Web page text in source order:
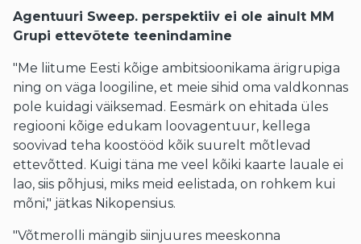
Agentuuri Sweep. perspektiiv ei ole ainult MM
Grupi ettevõtete teenindamine
"Me liitume Eesti kõige ambitsioonikama ärigrupiga
ning on väga loogiline, et meie sihid oma valdkonnas
pole kuidagi väiksemad. Eesmärk on ehitada üles
regiooni kõige edukam loovagentuur, kellega
soovivad teha koostööd kõik suurelt mõtlevad
ettevõtted. Kuigi täna me veel kõiki kaarte lauale ei
lao, siis põhjusi, miks meid eelistada, on rohkem kui
mõni," jätkas Nikopensius.
"Võtmerolli mängib siinjuures meeskonna